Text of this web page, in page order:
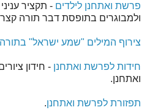
פרשת ואתחנן לילדים - תקציר
ולמבוגרים בתופסת דבר תורה
צירוף המילים "שמע ישראל" בתורה
חידות לפרשת ואתחנן - חידון
ואתחנן.
תפזורת לפרשת ואתחנן.